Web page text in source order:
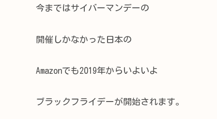
今まではサイバーマンデーの
開催しかなかった日本の
Amazonでも2019年からいよいよ
ブラックフライデーが開始されます。